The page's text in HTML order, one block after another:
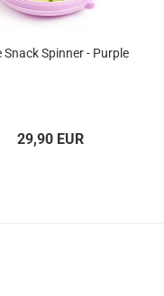
Snack Spinner - Purple
29,90 EUR